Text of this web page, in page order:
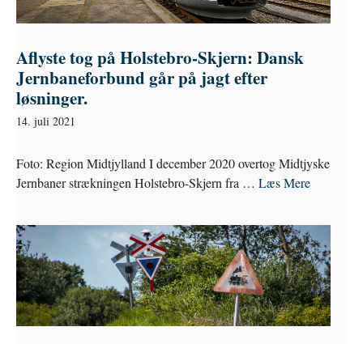
Aflyste tog på Holstebro-Skjern: Dansk
Jernbaneforbund går på jagt efter
løsninger.
14. juli 2021
Foto: Region Midtjylland I december 2020 overtog Midtjyske
Jernbaner strækningen Holstebro-Skjern fra … Læs Mere